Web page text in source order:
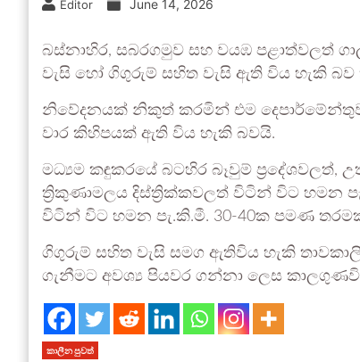
Editor June 14, 2026
බස්නාහිර, සබරගමුව සහ වයඹ පළාත්වලත්
වැසි හෝ ගිගුරුම් සහිත වැසි ඇති විය හැකි බව
නිවේදනයක් නිකුත් කරමින් එම
වාර කිහිපයක් ඇති විය හැකි බවයි.
මධ්‍යම කඳුකරයේ බටහිර බෑවුම්
ත්‍රිකුණාමලය දිස්ත්‍රික්කවලත් විටින් විට හමන
විටින් විට හමන පැ.කි.මී. 30-40ක පමණ
ගිගුරුම් සහිත වැසි සමග ඇතිවිය හැකි
ගැනීමට අවශ්‍ය පියවර ගන්නා ලෙස
කාලීන පුවත්